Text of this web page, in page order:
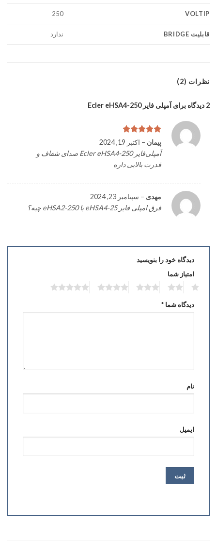
VOLTIP
250
قابلیت BRIDGE ندارد
نظرات (2)
2 دیدگاه برای آمپلی فایر Ecler eHSA4-250
امتیاز 5از
5
پیمان – اکتبر 19, 2024
آمپلی‌فایر Ecler eHSA4-250 صدای شفاف و
قدرت بالایی داره
مهدی – سپتامبر 23, 2024
فرق امپلی فایر eHSA4-25 با eHSA2-250 چیه؟
دیدگاه خود را بنویسید
امتیاز شما
دیدگاه شما *
نام
ایمیل